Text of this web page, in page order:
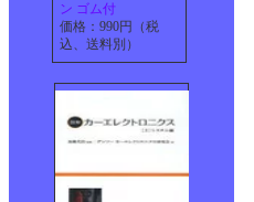
ン ゴム付
価格：990円（税
込、送料別）